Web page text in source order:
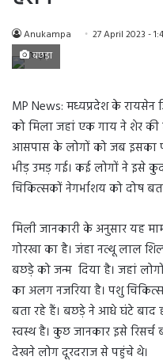
Anukampa 27 April 2023 -
बछड़ा
MP News: मध्यप्रदेश के
को मिला जहां एक गाय ने शेर
आसपास के लोगों को जब इसका
भीड़ उमड़ गई। कई लोगों ने इसे
चिकित्सकों नेगर्भाशय को दोष
मिली जानकारी के अनुसार यह
गोरखा का है। जंहा नत्थू लाल
बछड़े को जन्म दिया है। जहां
का अलग नजरिया है। पशु
बता रहे हैं। बछड़े ने आधे घंटे बाद
स्वस्थ है। कुछ जानकार इसे
देखने लोग दूरदराज से पहुंचे थे।